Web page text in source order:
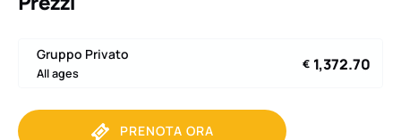
Gruppo Privato
All ages
€ 1,372.70
PRENOTA ORA